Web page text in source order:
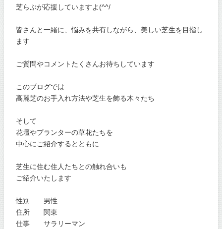
芝らぶが応援していますよ(^^/
皆さんと一緒に、悩みを共有しながら、美しい芝生を目指し
ます
ご質問やコメントたくさんお待ちしています
このブログでは
高麗芝のお手入れ方法や芝生を飾る木々たち
そして
花壇やプランターの草花たちを
中心にご紹介するとともに
芝生に住む住人たちとの触れ合いも
ご紹介いたします
性別 男性
住所 関東
仕事 サラリーマン